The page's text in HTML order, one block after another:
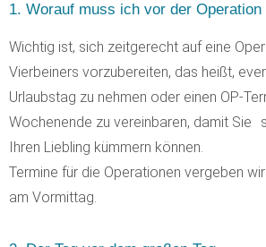
1. Worauf muss ich vor der Operation
Wichtig ist, sich zeitgerecht auf eine
Vierbeiners vorzubereiten, das heißt,
Urlaubstag zu nehmen oder einen OP-
Wochenende zu vereinbaren, damit Sie
Ihren Liebling kümmern können.
Termine für die Operationen vergeben
am Vormittag.